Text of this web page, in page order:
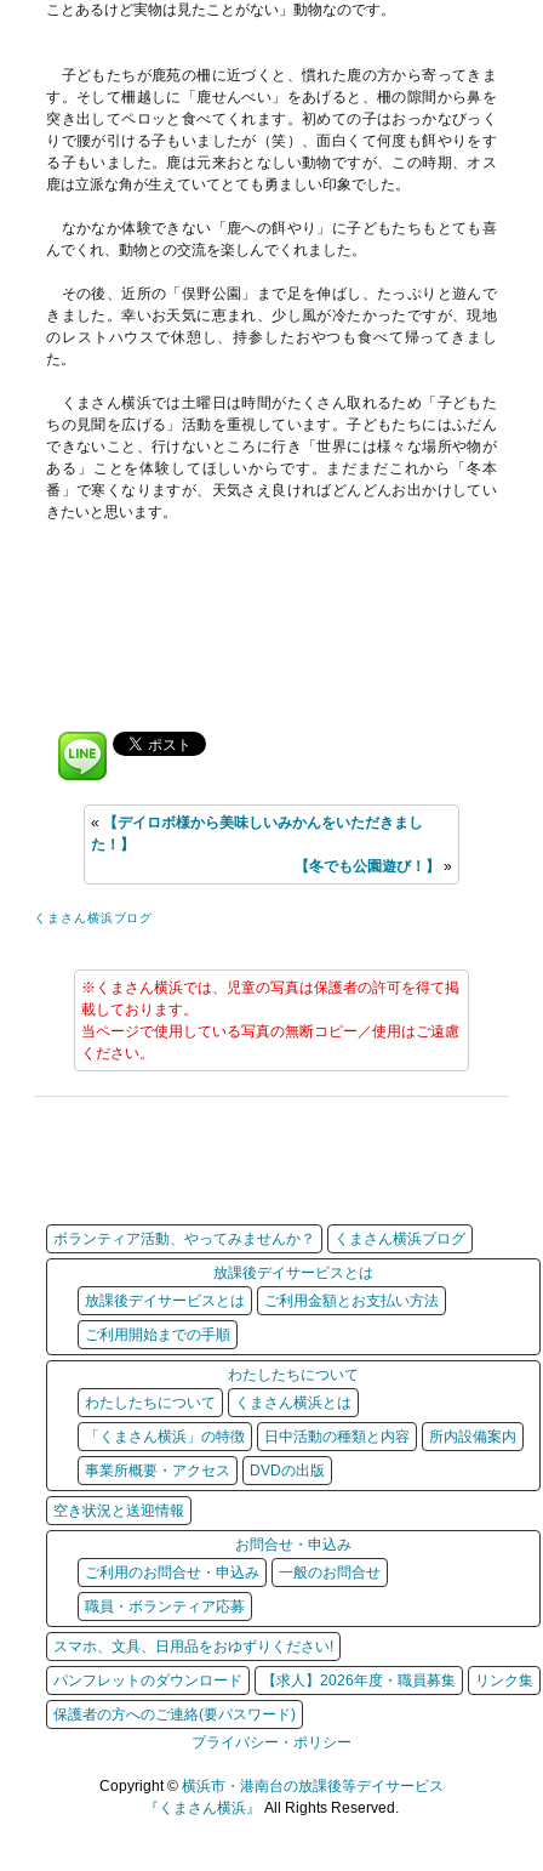
ことあるけど実物は見たことがない」動物なのです。
子どもたちが鹿苑の柵に近づくと、慣れた鹿の方から寄ってきま
す。そして柵越しに「鹿せんべい」をあげると、柵の隙間から鼻を
突き出してペロッと食べてくれます。初めての子はおっかなびっく
りで腰が引ける子もいましたが（笑）、面白くて何度も餌やりをす
る子もいました。鹿は元来おとなしい動物ですが、この時期、オス
鹿は立派な角が生えていてとても勇ましい印象でした。
なかなか体験できない「鹿への餌やり」に子どもたちもとても喜
んでくれ、動物との交流を楽しんでくれました。
その後、近所の「俣野公園」まで足を伸ばし、たっぷりと遊んで
きました。幸いお天気に恵まれ、少し風が冷たかったですが、現地
のレストハウスで休憩し、持参したおやつも食べて帰ってきまし
た。
くまさん横浜では土曜日は時間がたくさん取れるため「子どもた
ちの見聞を広げる」活動を重視しています。子どもたちにはふだん
できないこと、行けないところに行き「世界には様々な場所や物が
ある」ことを体験してほしいからです。まだまだこれから「冬本
番」で寒くなりますが、天気さえ良ければどんどんお出かけしてい
きたいと思います。
«
【デイロボ様から美味しいみかんをいただきまし
た！】
【冬でも公園遊び！】
»
くまさん横浜ブログ
※くまさん横浜では、児童の写真は保護者の許可を得て掲
載しております。
当ページで使用している写真の無断コピー／使用はご遠慮
ください。
ボランティア活動、やってみませんか？
くまさん横浜ブログ
放課後デイサービスとは
放課後デイサービスとは
ご利用金額とお支払い方法
ご利用開始までの手順
わたしたちについて
わたしたちについて
くまさん横浜とは
「くまさん横浜」の特徴
日中活動の種類と内容
所内設備案内
事業所概要・アクセス
DVDの出版
空き状況と送迎情報
お問合せ・申込み
ご利用のお問合せ・申込み
一般のお問合せ
職員・ボランティア応募
スマホ、文具、日用品をおゆずりください!
パンフレットのダウンロード
【求人】2026年度・職員募集
リンク集
保護者の方へのご連絡(要パスワード)
プライバシー・ポリシー
Copyright © 横浜市・港南台の放課後等デイサービス
『くまさん横浜』 All Rights Reserved.